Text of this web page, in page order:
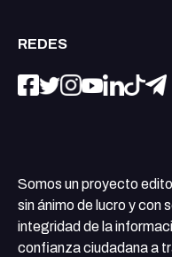
REDES
Somos un proyecto
sin ánimo de lucro y con
integridad de la
confianza ciudadana a